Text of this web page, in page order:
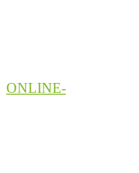
ONLINE-